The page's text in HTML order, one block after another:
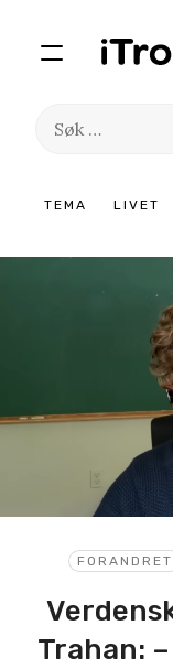
TEMA LIVET
Søk
innhold
FORANDRET
Trahan: